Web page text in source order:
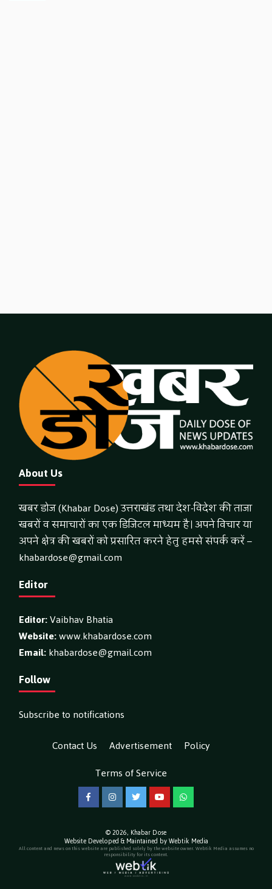
About Us
खबर डोज (Khabar Dose) उत्तराखंड तथा देश-विदेश की ताजा
खबरों व समाचारों का एक डिजिटल माध्यम है। अपने विचार या
अपने क्षेत्र की खबरों को प्रसारित करने हेतु हमसे संपर्क करें –
khabardose@gmail.com
Editor
Editor:Vaibhav Bhatia
Website:www.khabardose.com
Email:khabardose@gmail.com
Follow
Subscribe to notifications
Contact Us
Advertisement
Policy
Terms of Service
FacebookInstagramTwitterYouTubeWhatsApp
© 2026, Khabar Dose
Website Developed & Maintained by Webtik Media
All content and news on this website are published solely by the website owner. Webtik Media assumes no
responsibility for its content.